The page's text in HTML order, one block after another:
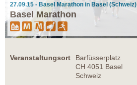
27.09.15 - Basel Marathon in Basel (Schweiz)
Basel Marathon
Veranstaltungsort
Barfüsserplatz
CH 4051 Basel
Schweiz